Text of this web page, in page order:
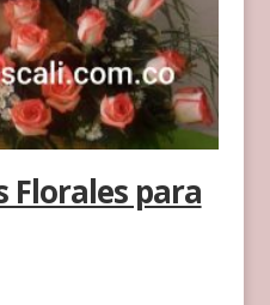
Florales para